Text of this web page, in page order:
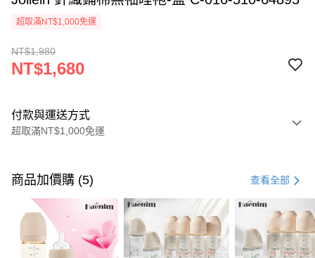
超取滿NT$1,000免運
NT$1,980
NT$1,680
付款與運送方式
超取滿NT$1,000免運
信用卡一次付款
信用卡分期付款
3 期 0 利率 每期 NT$560 21家銀行
合作金庫商業銀行
第一商業銀行
6 期 0 利率 每期NT$280 21家銀行
商品加價購 (5) 查看全部